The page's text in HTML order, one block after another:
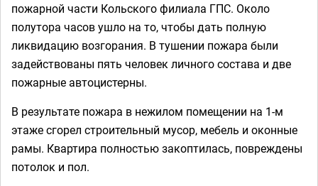
пожарной части Кольского филиала ГПС. Около
полутора часов ушло на то, чтобы дать полную
ликвидацию возгорания. В тушении пожара были
задействованы пять человек личного состава и две
пожарные автоцистерны.
В результате пожара в нежилом помещении на 1-м
этаже сгорел строительный мусор, мебель и оконные
рамы. Квартира полностью закоптилась, повреждены
потолок и пол.